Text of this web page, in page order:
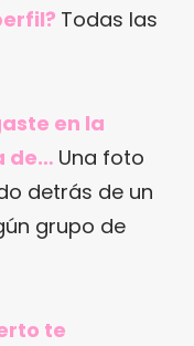
Todas las
en la
de… Una foto
detrás de un
grupo de
te